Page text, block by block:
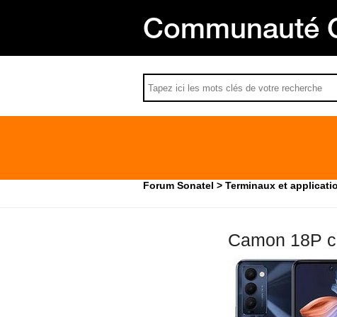
Communauté
Forum Sonatel Terminaux et
Camon 18P